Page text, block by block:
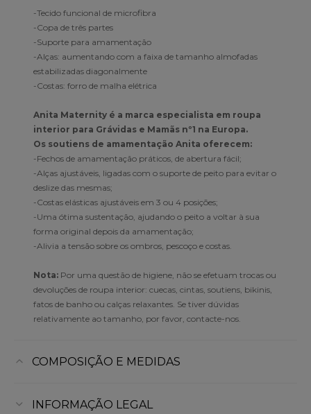
-Tecido funcional de microfibra
-Copa de três partes
-Suporte para amamentação
-Alças: aumentando com a faixa de tamanho almofadas
estabilizadas diagonalmente
-Costas: forro de malha elétrica
Anita Maternity é a marca especialista em roupa
interior para Grávidas e Mamãs nº1 na Europa.
Os soutiens de amamentação Anita oferecem:
-Fechos de amamentação práticos, de abertura fácil;
-Alças ajustáveis, ligadas com o suporte de peito para evitar o
deslize das mesmas;
-Costas elásticas ajustáveis em 3 ou 4 posições;
-Uma ótima sustentação, ajudando o peito a voltar à sua
forma original depois da amamentação;
-Alivia a tensão sobre os ombros, pescoço e costas.
Nota: Por uma questão de higiene, não se efetuam trocas ou
devoluções de roupa interior: cuecas, cintas, soutiens, bikinis,
fatos de banho ou calças relaxantes. Se tiver dúvidas
relativamente ao tamanho, por favor, contacte-nos.
COMPOSIÇÃO E MEDIDAS
INFORMAÇÃO LEGAL